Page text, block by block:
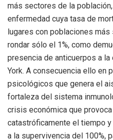
más sectores de la
enfermedad cuya tasa de
lugares con poblaciones
rondar sólo el 1%, como
presencia de anticuerpos a
York. A consecuencia ello en
psicológicos que genera el
fortaleza del sistema
crisis económica que
catastróficamente el tiempo
a la supervivencia del 100%,